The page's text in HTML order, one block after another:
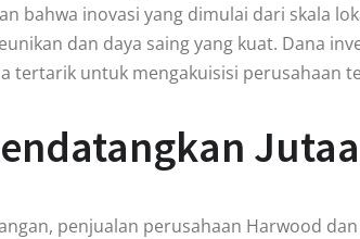
bahwa inovasi yang dimulai dari skala
dan daya saing yang kuat. Dana
tertarik untuk mengakuisisi perusahaan
penjualan perusahaan Harwood